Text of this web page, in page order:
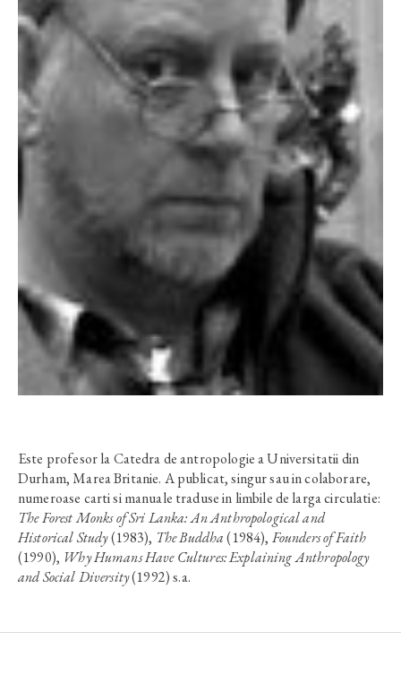
Este profesor la Catedra de antropologie a Universitatii din
Durham, Marea Britanie. A publicat, singur sau in colaborare,
numeroase carti si manuale traduse in limbile de larga circulatie:
The Forest Monks of Sri Lanka: An Anthropological and
Historical Study(1983), The Buddha(1984), Founders of Faith
(1990), Why Humans Have Cultures: Explaining Anthropology
and Social Diversity(1992) s.a.